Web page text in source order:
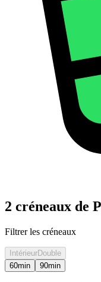
2 créneaux de
Filtrer les créneaux
IntérieurDouble
60min 90min